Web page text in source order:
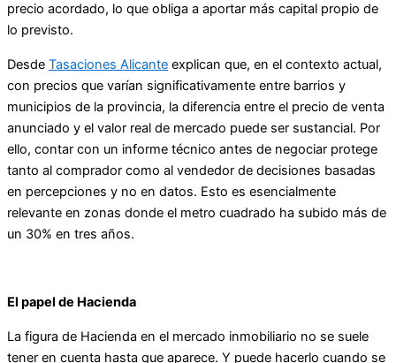
precio acordado, lo que obliga a aportar más capital propio de
lo previsto.
Desde Tasaciones Alicante explican que, en el contexto actual,
con precios que varían significativamente entre barrios y
municipios de la provincia, la diferencia entre el precio de venta
anunciado y el valor real de mercado puede ser sustancial. Por
ello, contar con un informe técnico antes de negociar protege
tanto al comprador como al vendedor de decisiones basadas
en percepciones y no en datos. Esto es esencialmente
relevante en zonas donde el metro cuadrado ha subido más de
un 30% en tres años.
El papel de Hacienda
La figura de Hacienda en el mercado inmobiliario no se suele
tener en cuenta hasta que aparece. Y puede hacerlo cuando se